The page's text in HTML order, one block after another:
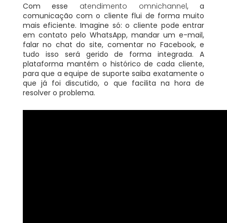
Com esse atendimento omnichannel, a
comunicação com o cliente flui de forma muito
mais eficiente. Imagine só: o cliente pode entrar
em contato pelo WhatsApp, mandar um e-mail,
falar no chat do site, comentar no Facebook, e
tudo isso será gerido de forma integrada. A
plataforma mantém o histórico de cada cliente,
para que a equipe de suporte saiba exatamente o
que já foi discutido, o que facilita na hora de
resolver o problema.